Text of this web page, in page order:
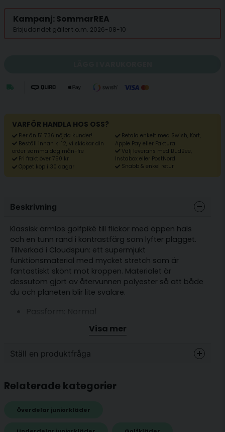
Kampanj: SommarREA
Erbjudandet gäller t.o.m. 2026-08-10
VARFÖR HANDLA HOS OSS?
Fler än 51 736 nöjda kunder!
Beställ innan kl 12, vi skickar din
order samma dag mån-fre
Fri frakt över 750 kr
Öppet köp i 30 dagar
Betala enkelt med Swish, Kort,
Apple Pay eller Faktura
Välj leverans med BudBee,
Instabox eller PostNord
Snabb & enkel retur
Beskrivning
Klassisk ärmlös golfpiké till flickor med öppen hals
och en tunn rand i kontrastfärg som lyfter plagget.
Tillverkad i Cloudspun: ett supermjukt
funktionsmaterial med mycket stretch som är
fantastiskt skönt mot kroppen. Materialet är
dessutom gjort av återvunnen polyester så att både
du och planeten blir lite svalare.
Passform: Normal
Visa mer
Ställ en produktfråga
Fråga oss något om denna produkten...
name
Relaterade kategorier
Överdelar juniorkläder